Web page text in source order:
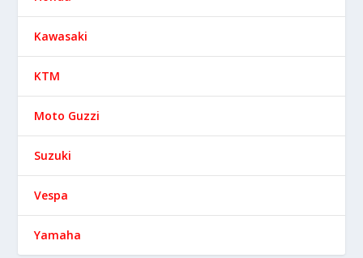
Kawasaki
KTM
Moto Guzzi
Suzuki
Vespa
Yamaha